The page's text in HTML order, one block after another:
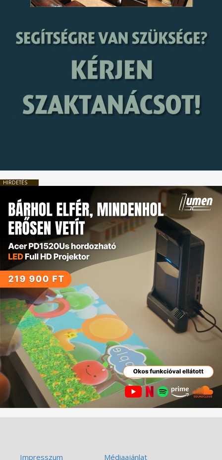
HIRDETÉS
Impresszum Médiaajánlat